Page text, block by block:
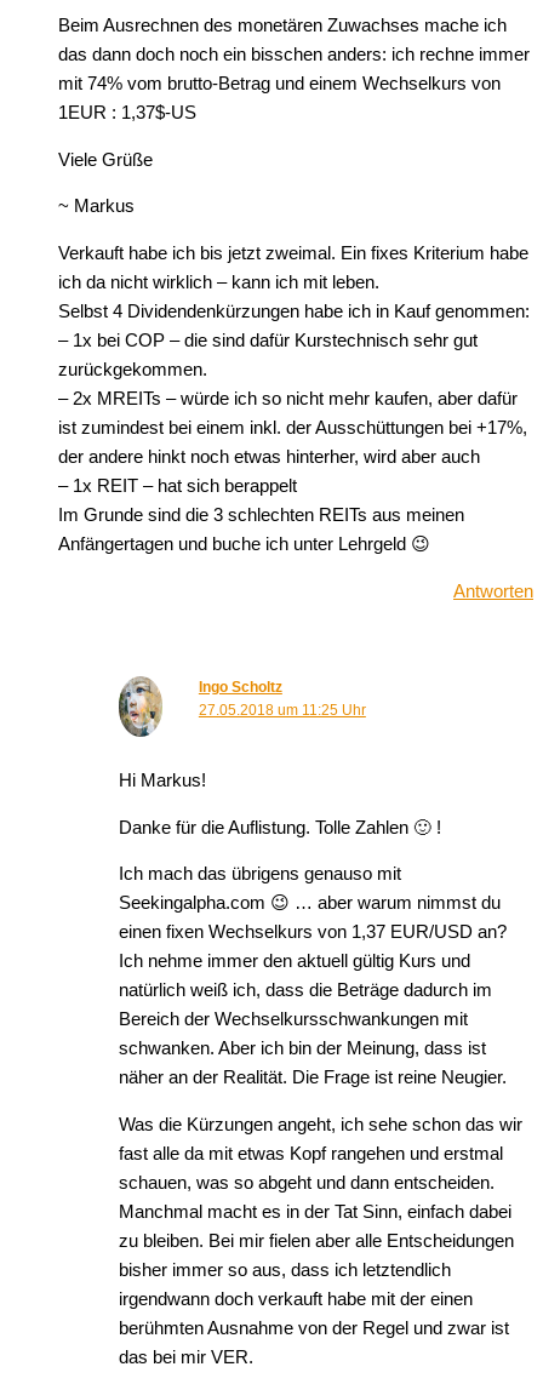
Beim Ausrechnen des monetären Zuwachses mache ich
das dann doch noch ein bisschen anders: ich rechne immer
mit 74% vom brutto-Betrag und einem Wechselkurs von
1EUR : 1,37$-US
Viele Grüße
~ Markus
Verkauft habe ich bis jetzt zweimal. Ein fixes Kriterium habe
ich da nicht wirklich – kann ich mit leben.
Selbst 4 Dividendenkürzungen habe ich in Kauf genommen:
– 1x bei COP – die sind dafür Kurstechnisch sehr gut
zurückgekommen.
– 2x MREITs – würde ich so nicht mehr kaufen, aber dafür
ist zumindest bei einem inkl. der Ausschüttungen bei +17%,
der andere hinkt noch etwas hinterher, wird aber auch
– 1x REIT – hat sich berappelt
Im Grunde sind die 3 schlechten REITs aus meinen
Anfängertagen und buche ich unter Lehrgeld 😉
Antworten
Ingo Scholtz
27.05.2018 um 11:25 Uhr
Hi Markus!
Danke für die Auflistung. Tolle Zahlen 🙂 !
Ich mach das übrigens genauso mit
Seekingalpha.com 😉 … aber warum nimmst du
einen fixen Wechselkurs von 1,37 EUR/USD an?
Ich nehme immer den aktuell gültig Kurs und
natürlich weiß ich, dass die Beträge dadurch im
Bereich der Wechselkursschwankungen mit
schwanken. Aber ich bin der Meinung, dass ist
näher an der Realität. Die Frage ist reine Neugier.
Was die Kürzungen angeht, ich sehe schon das wir
fast alle da mit etwas Kopf rangehen und erstmal
schauen, was so abgeht und dann entscheiden.
Manchmal macht es in der Tat Sinn, einfach dabei
zu bleiben. Bei mir fielen aber alle Entscheidungen
bisher immer so aus, dass ich letztendlich
irgendwann doch verkauft habe mit der einen
berühmten Ausnahme von der Regel und zwar ist
das bei mir VER.